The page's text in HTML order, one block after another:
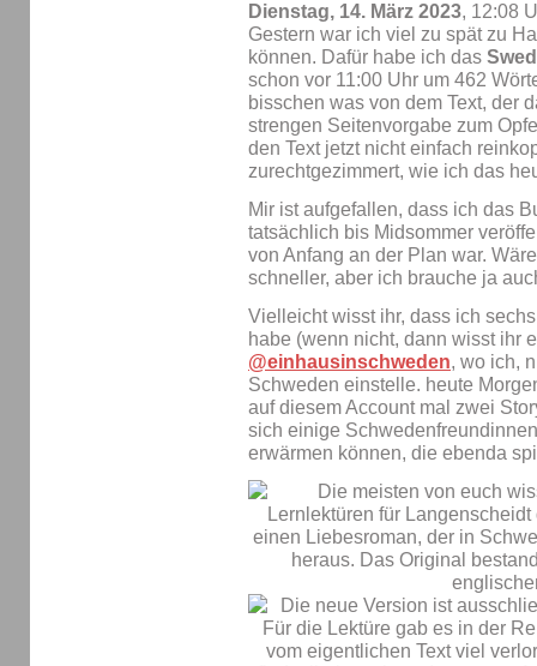
Dienstag, 14. März 2023, 12:08
Gestern war ich viel zu spät zu
können. Dafür habe ich das
schon vor 11:00 Uhr um 462
bisschen was von dem Text, der
strengen Seitenvorgabe zum
den Text jetzt nicht einfach
zurechtgezimmert, wie ich das
Mir ist aufgefallen, dass ich das
tatsächlich bis Midsommer
von Anfang an der Plan war.
schneller, aber ich brauche ja
Vielleicht wisst ihr, dass ich
habe (wenn nicht, dann wisst ihr
@einhausinschweden, wo ich,
Schweden einstelle. heute
auf diesem Account mal zwei
sich einige
erwärmen können, die ebenda